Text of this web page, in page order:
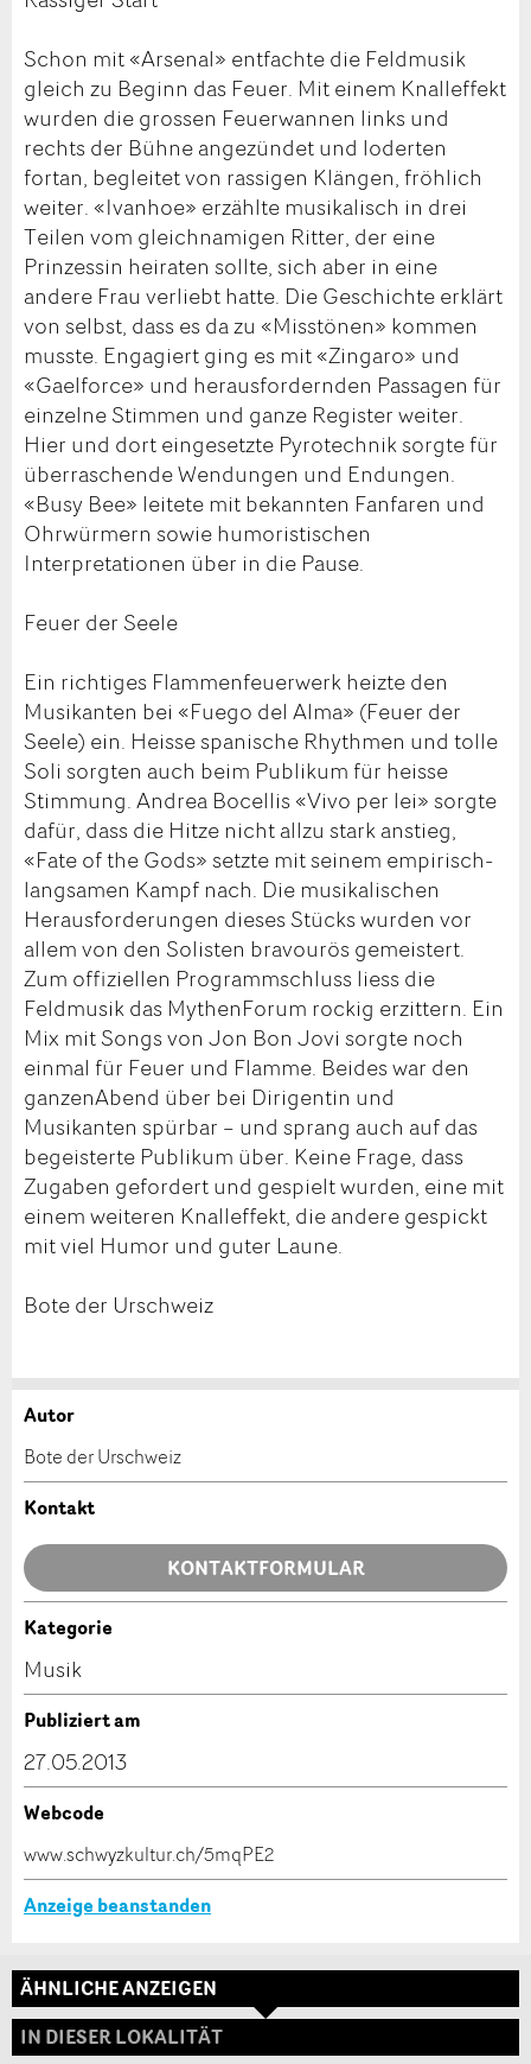
Schon mit «Arsenal» entfachte die Feldmusik
gleich zu Beginn das Feuer. Mit einem Knalleffekt
wurden die grossen Feuerwannen links und
rechts der Bühne angezündet und loderten
fortan, begleitet von rassigen Klängen, fröhlich
weiter. «Ivanhoe» erzählte musikalisch in drei
Teilen vom gleichnamigen Ritter, der eine
Prinzessin heiraten sollte, sich aber in eine
andere Frau verliebt hatte. Die Geschichte erklärt
von selbst, dass es da zu «Misstönen» kommen
musste. Engagiert ging es mit «Zingaro» und
«Gaelforce» und herausfordernden Passagen für
einzelne Stimmen und ganze Register weiter.
Hier und dort eingesetzte Pyrotechnik sorgte für
überraschende Wendungen und Endungen.
«Busy Bee» leitete mit bekannten Fanfaren und
Ohrwürmern sowie humoristischen
Interpretationen über in die Pause.
Feuer der Seele
Ein richtiges Flammenfeuerwerk heizte den
Musikanten bei «Fuego del Alma» (Feuer der
Seele) ein. Heisse spanische Rhythmen und tolle
Soli sorgten auch beim Publikum für heisse
Stimmung. Andrea Bocellis «Vivo per lei» sorgte
dafür, dass die Hitze nicht allzu stark anstieg,
«Fate of the Gods» setzte mit seinem empirisch-
langsamen Kampf nach. Die musikalischen
Herausforderungen dieses Stücks wurden vor
allem von den Solisten bravourös gemeistert.
Zum offiziellen Programmschluss liess die
Feldmusik das MythenForum rockig erzittern. Ein
Mix mit Songs von Jon Bon Jovi sorgte noch
einmal für Feuer und Flamme. Beides war den
ganzenAbend über bei Dirigentin und
Musikanten spürbar – und sprang auch auf das
begeisterte Publikum über. Keine Frage, dass
Zugaben gefordert und gespielt wurden, eine mit
einem weiteren Knalleffekt, die andere gespickt
mit viel Humor und guter Laune.
Bote der Urschweiz
Anzeige beanstanden
Ihr Feedback wird sehr geschätzt!
Allgemeines Feedback
Anzeige nicht mehr gültig
Anzeige unvollständig
Anzeige weiterempfehlen
Empfehlen Sie diese Anzeige an Freunde weiter.
* Eingabe erforderlich
Autor
Bote der Urschweiz
Kontakt
KONTAKTFORMULAR
Kontakt
Verfassen Sie eine Nachricht für die Kontaktpersonen
Adresse
Kategorie
Musik
Publiziert am
27.05.2013
Webcode
www.schwyzkultur.ch/5mqPE2
Anzeige beanstanden
ÄHNLICHE ANZEIGEN
IN DIESER LOKALITÄT